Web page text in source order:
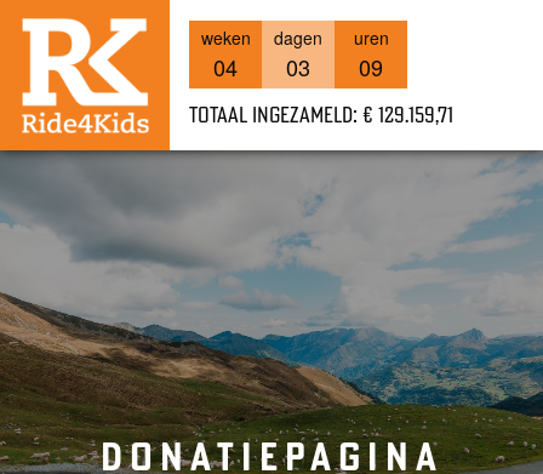
weken
04
dagen
03
uren
09
Totaal ingezameld: € 129.159,71
DONATIEPAGINA